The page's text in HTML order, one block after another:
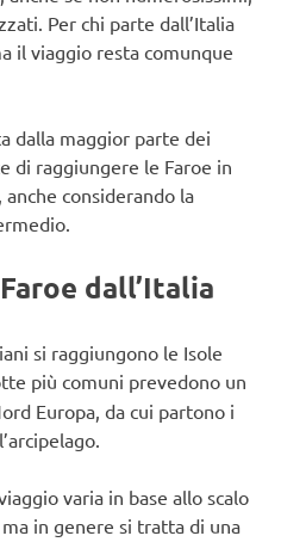
Per chi parte dall’Italia
il viaggio resta comunque
dalla maggior parte dei
di raggiungere le Faroe in
considerando la
dall’Italia
si raggiungono le Isole
più comuni prevedono un
Europa, da cui partono i
varia in base allo scalo
in genere si tratta di una